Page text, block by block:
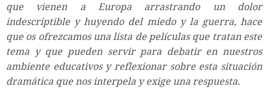
que vienen a Europa arrastrando un dolor
indescriptible y huyendo del miedo y la guerra, hace
que os ofrezcamos una lista de películas que tratan este
tema y que pueden servir para debatir en nuestros
ambiente educativos y reflexionar sobre esta situación
dramática que nos interpela y exige una respuesta.